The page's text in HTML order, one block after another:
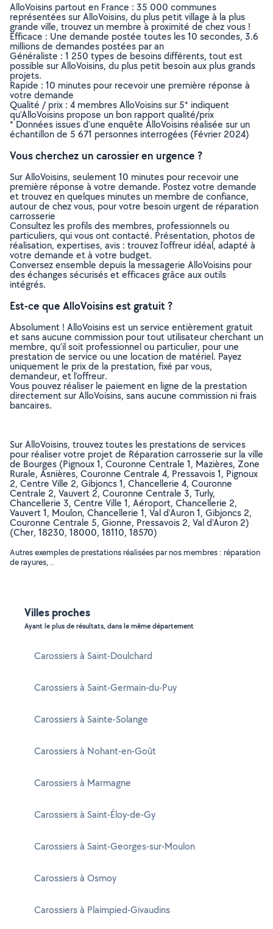
AlloVoisins partout en France : 35 000 communes
représentées sur AlloVoisins, du plus petit village à la plus
grande ville, trouvez un membre à proximité de chez vous !
Efficace : Une demande postée toutes les 10 secondes, 3.6
millions de demandes postées par an
Généraliste : 1 250 types de besoins différents, tout est
possible sur AlloVoisins, du plus petit besoin aux plus grands
projets.
Rapide : 10 minutes pour recevoir une première réponse à
votre demande
Qualité / prix : 4 membres AlloVoisins sur 5* indiquent
qu’AlloVoisins propose un bon rapport qualité/prix
* Données issues d’une enquête AlloVoisins réalisée sur un
échantillon de 5 671 personnes interrogées (Février 2024)
Vous cherchez un carossier en urgence ?
Sur AlloVoisins, seulement 10 minutes pour recevoir une
première réponse à votre demande. Postez votre demande
et trouvez en quelques minutes un membre de confiance,
autour de chez vous, pour votre besoin urgent de réparation
carrosserie
Consultez les profils des membres, professionnels ou
particuliers, qui vous ont contacté. Présentation, photos de
réalisation, expertises, avis : trouvez l'offreur idéal, adapté à
votre demande et à votre budget.
Conversez ensemble depuis la messagerie AlloVoisins pour
des échanges sécurisés et efficaces grâce aux outils
intégrés.
Est-ce que AlloVoisins est gratuit ?
Absolument ! AlloVoisins est un service entièrement gratuit
et sans aucune commission pour tout utilisateur cherchant un
membre, qu’il soit professionnel ou particulier, pour une
prestation de service ou une location de matériel. Payez
uniquement le prix de la prestation, fixé par vous,
demandeur, et l’offreur.
Vous pouvez réaliser le paiement en ligne de la prestation
directement sur AlloVoisins, sans aucune commission ni frais
bancaires.
Sur AlloVoisins, trouvez toutes les prestations de services
pour réaliser votre projet de Réparation carrosserie sur la ville
de Bourges (Pignoux 1, Couronne Centrale 1, Mazières, Zone
Rurale, Asnières, Couronne Centrale 4, Pressavois 1, Pignoux
2, Centre Ville 2, Gibjoncs 1, Chancellerie 4, Couronne
Centrale 2, Vauvert 2, Couronne Centrale 3, Turly,
Chancellerie 3, Centre Ville 1, Aéroport, Chancellerie 2,
Vauvert 1, Moulon, Chancellerie 1, Val d'Auron 1, Gibjoncs 2,
Couronne Centrale 5, Gionne, Pressavois 2, Val d'Auron 2)
(Cher, 18230, 18000, 18110, 18570)
Autres exemples de prestations réalisées par nos membres : réparation
de rayures, ..
Villes proches
Ayant le plus de résultats, dans le même département
Carossiers à Saint-Doulchard
Carossiers à Saint-Germain-du-Puy
Carossiers à Sainte-Solange
Carossiers à Nohant-en-Goût
Carossiers à Marmagne
Carossiers à Saint-Éloy-de-Gy
Carossiers à Saint-Georges-sur-Moulon
Carossiers à Osmoy
Carossiers à Plaimpied-Givaudins